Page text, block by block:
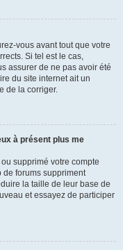
vous avant tout que votre
Si tel est le cas,
assurer de ne pas avoir été
du site internet ait un
de la corriger.
à présent plus me
supprimé votre compte
forums suppriment
la taille de leur base de
et essayez de participer